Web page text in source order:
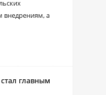
внедрениям, а
главным